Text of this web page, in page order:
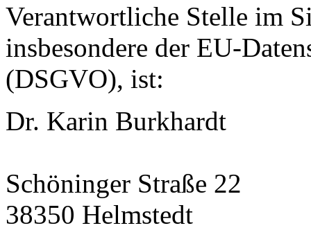
Verantwortliche Stelle im
insbesondere der EU-
(DSGVO), ist:
Dr. Karin Burkhardt
Schöninger Straße 22
38350 Helmstedt